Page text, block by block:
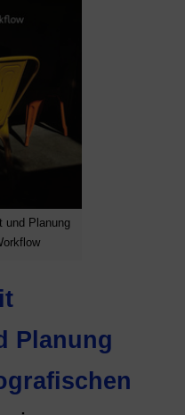
und Planung
Planung